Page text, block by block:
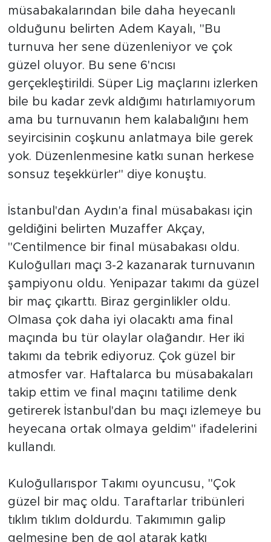
müsabakalarından bile daha heyecanlı
olduğunu belirten Adem Kayalı, "Bu
turnuva her sene düzenleniyor ve çok
güzel oluyor. Bu sene 6'ncısı
gerçekleştirildi. Süper Lig maçlarını izlerken
bile bu kadar zevk aldığımı hatırlamıyorum
ama bu turnuvanın hem kalabalığını hem
seyircisinin coşkunu anlatmaya bile gerek
yok. Düzenlenmesine katkı sunan herkese
sonsuz teşekkürler" diye konuştu.
İstanbul'dan Aydın'a final müsabakası için
geldiğini belirten Muzaffer Akçay,
"Centilmence bir final müsabakası oldu.
Kuloğulları maçı 3-2 kazanarak turnuvanın
şampiyonu oldu. Yenipazar takımı da güzel
bir maç çıkarttı. Biraz gerginlikler oldu.
Olmasa çok daha iyi olacaktı ama final
maçında bu tür olaylar olağandır. Her iki
takımı da tebrik ediyoruz. Çok güzel bir
atmosfer var. Haftalarca bu müsabakaları
takip ettim ve final maçını tatilime denk
getirerek İstanbul'dan bu maçı izlemeye bu
heyecana ortak olmaya geldim" ifadelerini
kullandı.
Kuloğullarıspor Takımı oyuncusu, "Çok
güzel bir maç oldu. Taraftarlar tribünleri
tıklım tıklım doldurdu. Takımımın galip
gelmesine ben de gol atarak katkı